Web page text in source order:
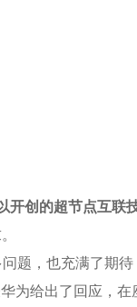
开创的超节点互联
题，也充满了期待
为给出了回应，在